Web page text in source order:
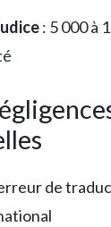
: 5 000 à
de